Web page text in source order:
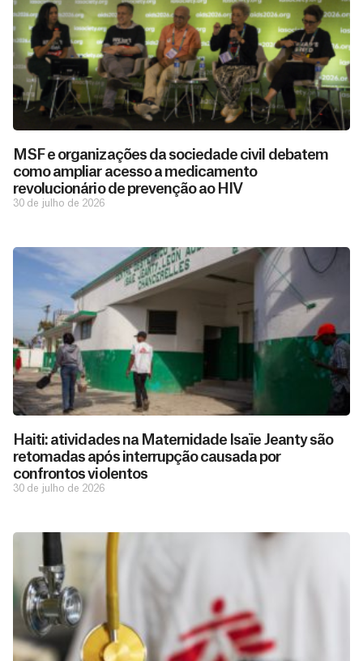
MSF e organizações da sociedade civil debatem
como ampliar acesso a medicamento
revolucionário de prevenção ao HIV
30 de julho de 2026
Haiti: atividades na Maternidade Isaïe Jeanty são
retomadas após interrupção causada por
confrontos violentos
30 de julho de 2026